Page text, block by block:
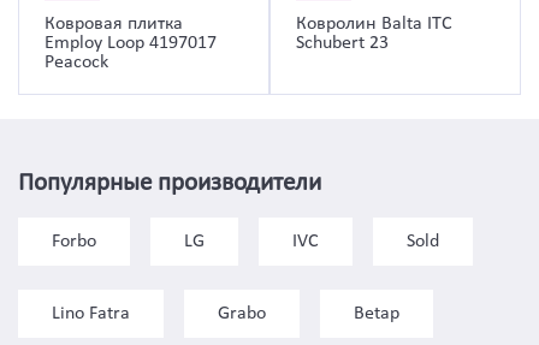
Ковровая плитка
Employ Loop 4197017
Peacock
Ковролин Balta ITC
Schubert 23
Популярные производители
Forbo LG IVC Sold
Lino Fatra Grabo Betap